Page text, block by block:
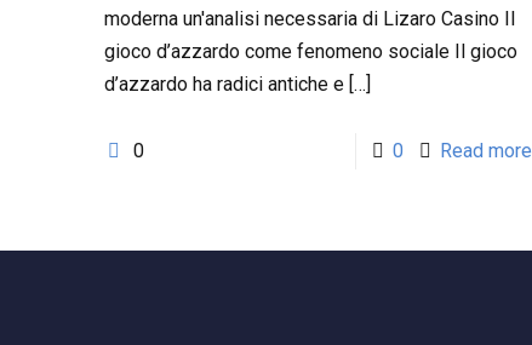
moderna un'analisi necessaria di Lizaro Casino Il
gioco d’azzardo come fenomeno sociale Il gioco
d’azzardo ha radici antiche e […]
0 0 Read more